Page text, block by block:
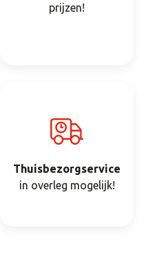
prijzen!
Thuisbezorgservice
in overleg mogelijk!